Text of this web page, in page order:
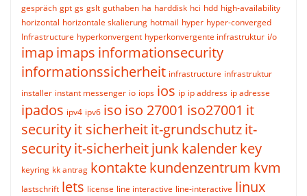
gespräch gpt gs gslt guthaben ha harddisk hci hdd high-availability
horizontal horizontale skalierung hotmail hyper hyper-converged
Infrastructure hyperkonvergent hyperkonvergente infrastruktur i/o
imapimaps informationsecurity
informationssicherheit infrastructure infrastruktur
installer instant messenger io iops ios ip ip address ip adresse
ipados ipv4 ipv6 iso iso 27001 iso27001 it
securityit sicherheitit-grundschutzit-
securityit-sicherheitjunk kalenderkey
keyring kk antrag kontaktekundenzentrum kvm
lastschrift lets license line interactive line-interactive linux